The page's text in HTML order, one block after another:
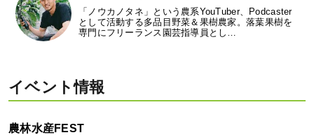
「ノウカノタネ」という農系YouTuber、Podcaster
として活動する多品目野菜＆果樹農家。落葉果樹を
専門にフリーランス園芸指導員とし…
イベント情報
農林水産FEST